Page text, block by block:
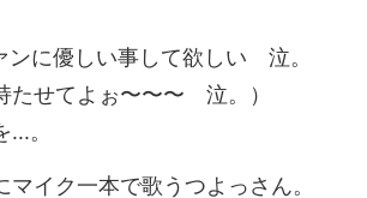
ンに優しい事して欲しい 泣。
たせてよぉ〜〜〜 泣。）
。
イク一本で歌うつよっさん。